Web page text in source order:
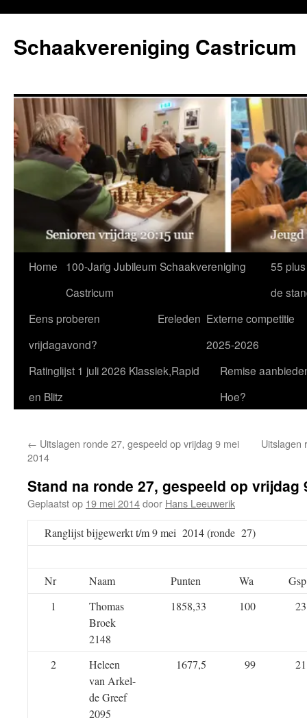
de
inhoud
Schaakvereniging Castricum
Home
100-Jarig Jubileum Schaakvereniging
Castricum
55
de
Eens proberen
vrijdagavond?
Ereleden Externe competitie
2025-2026
Ratinglijst 1 juli 2026 Klassiek,Rapid
en Blitz
Remise
Hoe?
← Uitslagen ronde 27, gespeeld op vrijdag 9 mei
2014
Uitslagen
Stand na ronde 27, gespeeld op vrijdag
Geplaatst op 19 mei 2014door Hans Leeuwerik
Ranglijst bijgewerkt t/m 9 mei 2014 (ronde 27)
Nr Naam Punten Wa
Gsp
1
Thomas
Broek
2148
1858,33 100 23
2
Heleen
van Arkel-
de Greef
2095
1677,5 99 21